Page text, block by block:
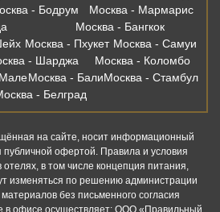
- Бодрум
Москва - Мармарис
Москва - Бангкок
Москва - Пхукет Москва - Самуи
- Шарджа
Москва - Коломбо
Москва - БалиМосква - Стамбул
- Белград
на сайте, носит информационный
публичной офертой. Правила и условия
отелях, в том числе концепция питания,
изменяться по решению администрации
без письменного согласия
в офисе осуществляет: ООО «Правильный